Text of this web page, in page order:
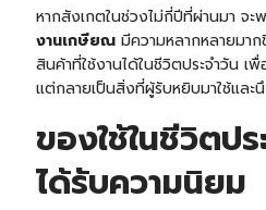
หากสังเกตในช่วงไม่กี่ปีที่ผ่านมา จะ
งานเกษียณมีความหลากหลายมา
สินค้าที่ใช้งานได้ในชีวิตประจำวัน เ
แต่กลายเป็นสิ่งที่ผู้รับหยิบมาใช้และ
ของใช้ในชีวิตป
ได้รับความนิยม